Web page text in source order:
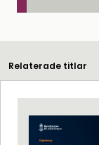
Relaterade titlar